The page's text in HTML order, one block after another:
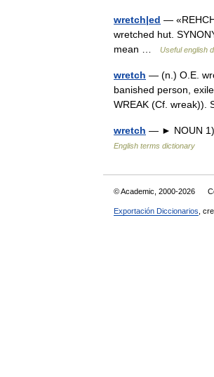
wretch|ed —
wretched hut.
mean …
Useful english
wretch — (n.) O.E.
banished person,
WREAK (Cf.
wretch — ► NOUN 1)
English terms dictionary
© Academic, 2000-2026
Exportación Diccionarios ,